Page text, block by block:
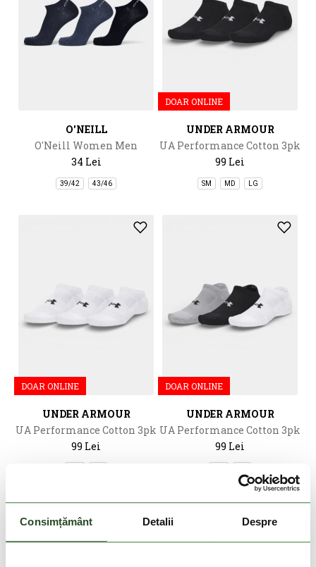
Consimțământ Detalii Despre
O'NEILL
O'Neill Women Men
Sneaker Socks 3-Pack
34 Lei
39/42 43/46
DOAR ONLINE
UNDER ARMOUR
UA Performance Cotton 3pk
NS
99 Lei
SM MD LG
DOAR ONLINE
UNDER ARMOUR
UA Performance Cotton 3pk
NS
99 Lei
DOAR ONLINE
UNDER ARMOUR
UA Performance Cotton 3pk
NS
99 Lei